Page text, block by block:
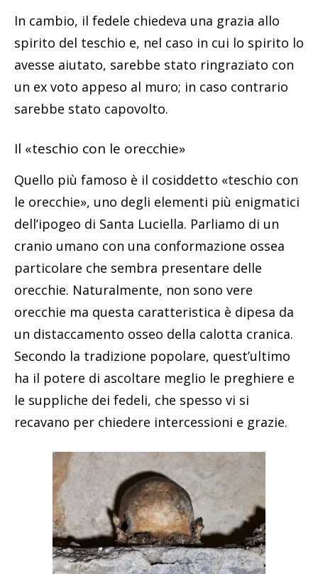
In cambio, il fedele chiedeva una grazia allo
spirito del teschio e, nel caso in cui lo spirito lo
avesse aiutato, sarebbe stato ringraziato con
un ex voto appeso al muro; in caso contrario
sarebbe stato capovolto.
Il «teschio con le orecchie»
Quello più famoso è il cosiddetto «teschio con
le orecchie», uno degli elementi più enigmatici
dell’ipogeo di Santa Luciella. Parliamo di un
cranio umano con una conformazione ossea
particolare che sembra presentare delle
orecchie. Naturalmente, non sono vere
orecchie ma questa caratteristica è dipesa da
un distaccamento osseo della calotta cranica.
Secondo la tradizione popolare, quest’ultimo
ha il potere di ascoltare meglio le preghiere e
le suppliche dei fedeli, che spesso vi si
recavano per chiedere intercessioni e grazie.